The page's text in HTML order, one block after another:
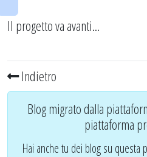
Il progetto va avanti...
Indietro
Blog migrato dalla
piattaforma
Hai anche tu dei blog su questa